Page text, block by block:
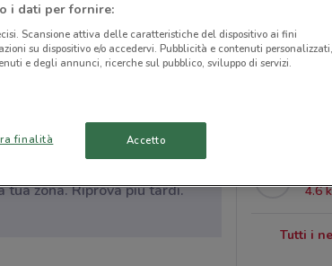
zona. Riprova più tardi.
4.3
4.6
Tutti i
i dati per fornire:
Scansione attiva delle caratteristiche del dispositivo ai fini
su dispositivo e/o accedervi. Pubblicità e contenuti personalizzati,
e degli annunci, ricerche sul pubblico, sviluppo di servizi.
finalità Accetto